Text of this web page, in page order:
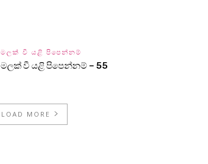
මලක් වී යළි පිපෙන්නම්
මලක් වී යළි පිපෙන්නම් – 55
LOAD MORE